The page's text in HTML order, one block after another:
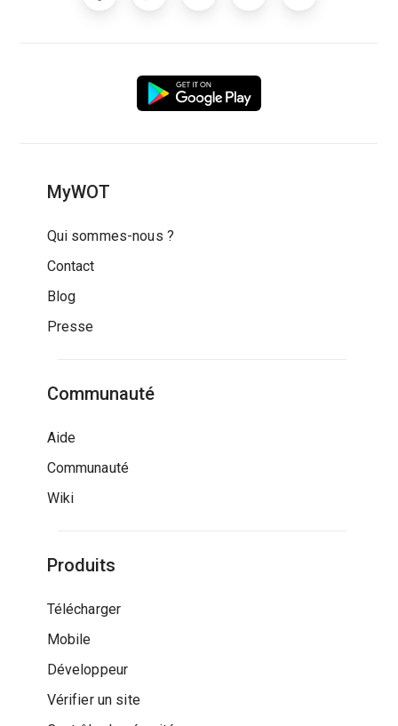
MyWOT
Qui sommes-nous ?
Contact
Blog
Presse
Communauté
Aide
Communauté
Wiki
Produits
Télécharger
Mobile
Développeur
Vérifier un site